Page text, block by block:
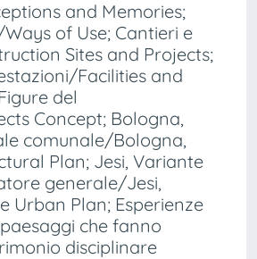
and Memories;
of Use; Cantieri e
Sites and Projects;
Facilities and
del
Concept; Bologna,
comunale/Bologna,
Plan; Jesi, Variante
generale/Jesi,
Urban Plan; Esperienze
che fanno
disciplinare